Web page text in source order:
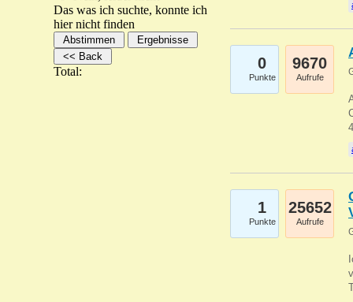
Das was ich suchte, konnte ich
hier nicht finden
Total: 0
Punkte
9670
Aufrufe
1
Punkte
25652
Aufrufe